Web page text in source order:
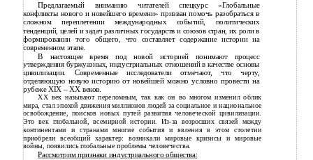
Предлагаемый вниманию читателей спецкурс «Глобальные
конфликты нового и новейшего времени» призван помочь разобраться в
сложном переплетении международных событий, политических
тенденций, целей и задач различных государств и союзов стран, их роли в
формировании того общего, что составляет содержание истории на
современном этапе.
В настоящее время под новой историей понимают процесс
утверждения буржуазных, индустриальных отношений в качестве основы
цивилизации. Современные исследователи отмечают, что черту,
отделяющую новую историю от новейшей можно условно провести на
рубеже XIX – XX веков.
XX век называют переломным, так как он во многом изменил облик
мира, стал эпохой движения миллионов людей за социальное и национальное
освобождение, поисков новых путей развития человеческой цивилизации.
Это век глобальной, всемирной истории. Из-за возросших связей между
континентами и странами многие события и явления в этом столетии
приобрели всеобщий характер: возникали мировые кризисы и мировые
войны, появились глобальные проблемы человечества.
Рассмотрим признаки индустриального общества: